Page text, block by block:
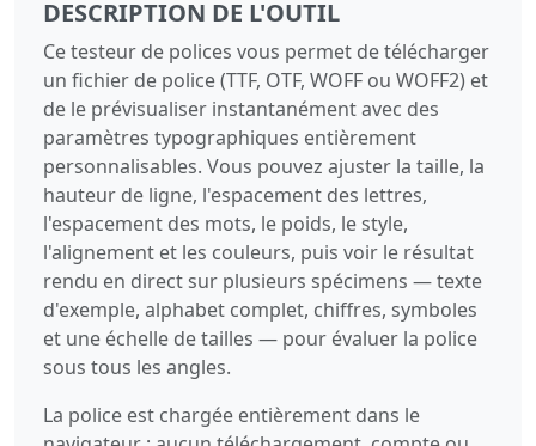
DESCRIPTION DE L'OUTIL
Ce testeur de polices vous permet de télécharger
un fichier de police (TTF, OTF, WOFF ou WOFF2) et
de le prévisualiser instantanément avec des
paramètres typographiques entièrement
personnalisables. Vous pouvez ajuster la taille, la
hauteur de ligne, l'espacement des lettres,
l'espacement des mots, le poids, le style,
l'alignement et les couleurs, puis voir le résultat
rendu en direct sur plusieurs spécimens — texte
d'exemple, alphabet complet, chiffres, symboles
et une échelle de tailles — pour évaluer la police
sous tous les angles.
La police est chargée entièrement dans le